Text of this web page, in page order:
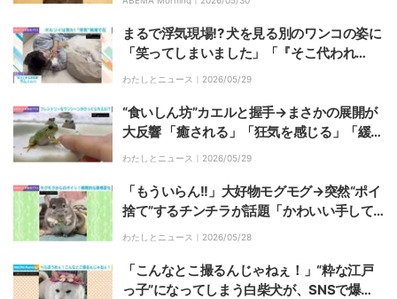
まるで浮気現場!? 犬を見る別のワンコの姿に
「笑ってしまいました」「『そこ代われ
よ』」「圧だけで全てを語るスタイル」など
わたしとニュース｜ 2026/05/29
“食いしん坊”カエルと握手→まさかの展開が
大反響 「癒される」「狂気を感じる」「緩急
が素晴らしい」などの声
わたしとニュース｜ 2026/05/29
「もういらん!!」大好物モグモグ→突然“ポイ
捨て”するチンチラが話題「かわいい手して
る」「まずい部分にあたったのか」などの声
わたしとニュース｜ 2026/05/28
「こんなとこ撮るんじゃねぇ！」“粋な江戸
っ子”になってしまう白柴犬が、SNSで爆笑